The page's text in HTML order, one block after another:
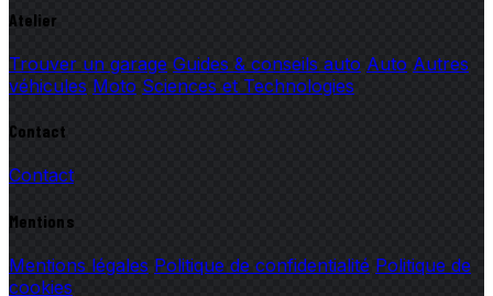
Atelier
Trouver un garage Guides & conseils auto Auto Autres
véhicules Moto Sciences et Technologies
Contact
Contact
Mentions
Mentions légales Politique de confidentialité Politique de
cookies